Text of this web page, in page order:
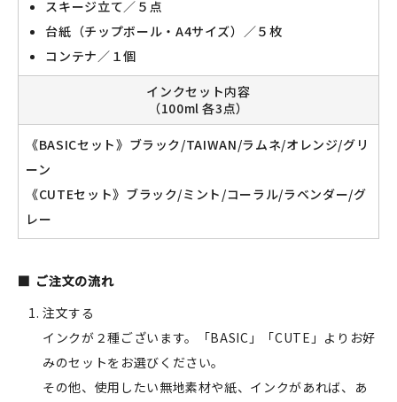
スキージ立て／５点
台紙（チップボール・A4サイズ）／５枚
コンテナ／１個
インクセット内容
（100ml 各3点）
《BASICセット》ブラック/TAIWAN/ラムネ/オレンジ/グリ
ーン
《CUTEセット》ブラック/ミント/コーラル/ラベンダー/グ
レー
ご注文の流れ
注文する
インクが２種ございます。「BASIC」「CUTE」よりお好
みのセットをお選びください。
その他、使用したい無地素材や紙、インクがあれば、あ